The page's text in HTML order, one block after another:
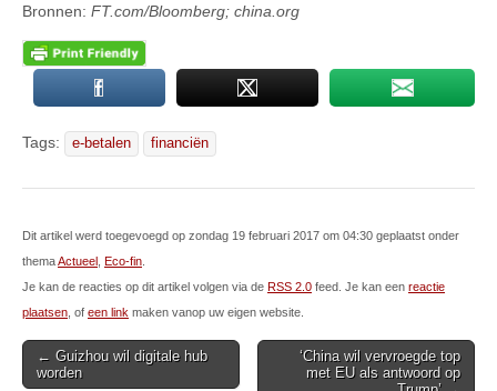
Bronnen: FT.com/Bloomberg; china.org
Tags: e-betalen financiën
Dit artikel werd toegevoegd op zondag 19 februari 2017 om 04:30 geplaatst onder
themaActueel Eco-fin
Je kan de reacties op dit artikel volgen via de RSS 2.0 feed. Je kan een reactie
plaatsen , of een link maken vanop uw eigen website.
Post
navigation
← Guizhou wil digitale hub
worden
‘China wil vervroegde top
met EU als antwoord op